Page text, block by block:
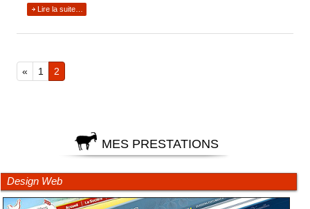
Lire la suite…
« 1 2
MES PRESTATIONS
Design Web